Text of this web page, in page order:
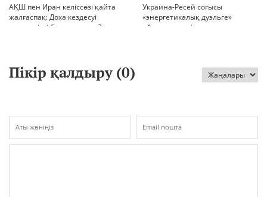
АҚШ пен Иран келіссөзі қайта
жалғаспақ: Доха кездесуі
шиеленісті бәсеңдете ме?
Украина-Ресей соғысы
«энергетикалық дуэльге»
айналып кетті
Пікір қалдыру (0)